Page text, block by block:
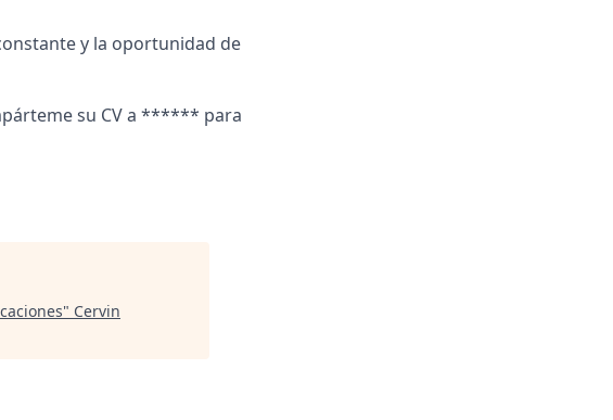
y la oportunidad de
su CV a ****** para
" Cervin